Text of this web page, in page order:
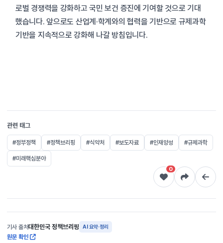
로벌 경쟁력을 강화하고 국민 보건 증진에 기여할 것으로 기대
했습니다. 앞으로도 산업계·학계와의 협력을 기반으로 규제과학
기반을 지속적으로 강화해 나갈 방침입니다.
관련 태그
#정부정책 #정책브리핑 #식약처 #보도자료 #인재양성 #규제과학
#미래핵심분야
0
기사 출처대한민국 정책브리핑 AI 요약·정리
원문 확인